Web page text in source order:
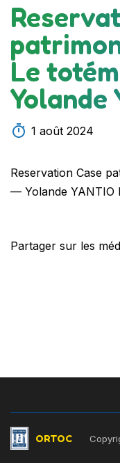
Le
Yolande
1 août 2024
Reservation Case
— Yolande YANTIO
Partager sur les
ORTOC